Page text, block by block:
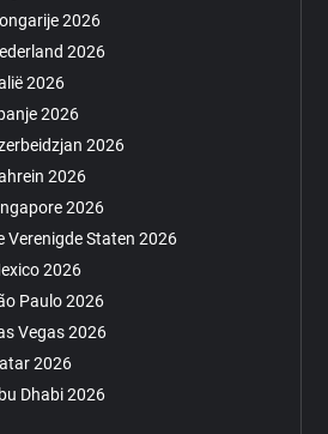
2026
2026
2026
2026
2026
2026
2026
Verenigde Staten 2026
2026
Paulo 2026
Vegas 2026
2026
Dhabi 2026